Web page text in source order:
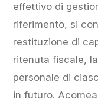
effettivo di
riferimento, si
restituzione di
ritenuta fiscale,
personale di
in futuro.